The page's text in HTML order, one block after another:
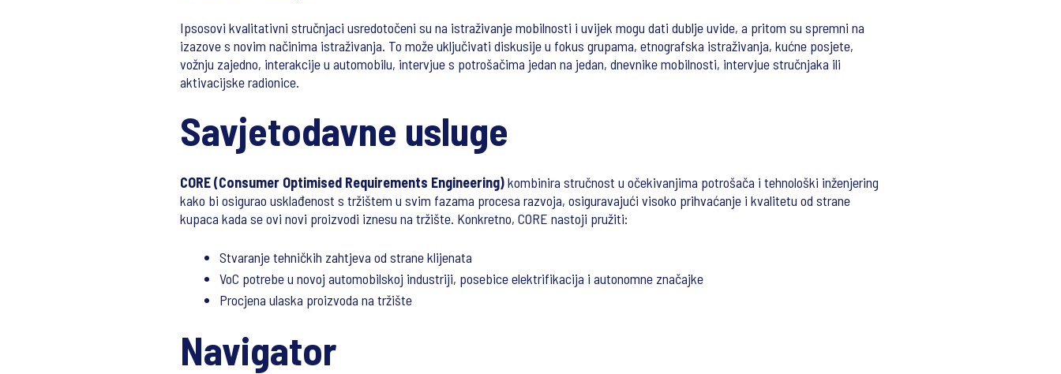
Ipsosovi kvalitativni stručnjaci usredotočeni su na istraživanje mobilnosti i uvijek mogu dati dublje uvide, a pritom su spremni na
izazove s novim načinima istraživanja. To može uključivati diskusije u fokus grupama, etnografska istraživanja, kućne posjete,
vožnju zajedno, interakcije u automobilu, intervjue s potrošačima jedan na jedan, dnevnike mobilnosti, intervjue stručnjaka ili
aktivacijske radionice.
Savjetodavne usluge
CORE (Consumer Optimised Requirements Engineering)kombinira stručnost u očekivanjima potrošača i tehnološki inženjering
kako bi osigurao usklađenost s tržištem u svim fazama procesa razvoja, osiguravajući visoko prihvaćanje i kvalitetu od strane
kupaca kada se ovi novi proizvodi iznesu na tržište. Konkretno, CORE nastoji pružiti:
Stvaranje tehničkih zahtjeva od strane klijenata
VoC potrebe u novoj automobilskoj industriji, posebice elektrifikacija i autonomne značajke
Procjena ulaska proizvoda na tržište
Navigator